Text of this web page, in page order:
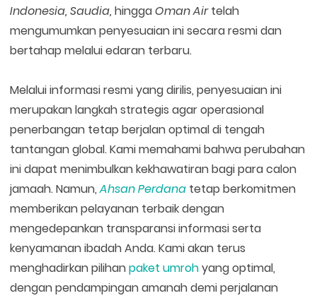
Indonesia, Saudia,hinggaOman Airtelah
mengumumkan penyesuaian ini secara resmi dan
bertahap melalui edaran terbaru.
Melalui informasi resmi yang dirilis, penyesuaian ini
merupakan langkah strategis agar operasional
penerbangan tetap berjalan optimal di tengah
tantangan global. Kami memahami bahwa perubahan
ini dapat menimbulkan kekhawatiran bagi para calon
jamaah. Namun,Ahsan Perdana tetap berkomitmen
memberikan pelayanan terbaik dengan
mengedepankan transparansi informasi serta
kenyamanan ibadah Anda. Kami akan terus
menghadirkan pilihanpaket umrohyang optimal,
dengan pendampingan amanah demi perjalanan